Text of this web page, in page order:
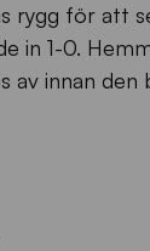
rygg för att
in 1-0.
innan den